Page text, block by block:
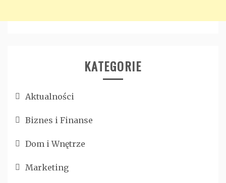
KATEGORIE
Aktualności
Biznes i Finanse
Dom i Wnętrze
Marketing